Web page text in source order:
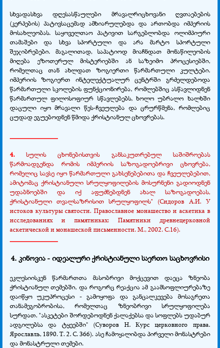
სხვადასხვა დღესასწაულები მრავალრიცხოვანი ღვთაებების
(კერპების) პატივსაცემად ამხიარულებდა და ართობდა იმპერიის
მოსახლეობას. საყოველთაო პატივით სარგებლობდა ოლიმპიური
თამაშები და სხვა სპორტული და არა მარტო სპორტული
შეჯიბრებები. მაგალითად, საპატიოდ მიაჩნდათ მონაწილეობის
მიღება ეზოთერულ მისტერიებში ან საზეიმო პროცესიებში,
რომელთაც თან ახლდათ ზოგიერთი წარმართული კულტები.
იმპერიის ზოგიერთ ინტელექტუალურ ცენტრში გრძელდებოდა
წარმართული სკოლების ფუნქციონირება, რომლებშიც ასწავლიდნენ
წარმართულ ფილოსოფიურ სწავლებებს, ხოლო უბრალო ხალხში
დაცული იყო მრავალი წეს-ჩვეულება და ცრურწმენა, რომლებიც
ცუდად ეგუებოდნენ წმიდა ქრისტიანულ ცხოვრებას.
4. სულის ცხონებისთვის განსაკუთრებულ საშიშროებას
წარმოადგენდა რომის იმპერიის საზოგადოებრივი ცხოვრება,
რომელიც სავსე იყო წარმართული გახსენებებითა და ჩვეულებებით,
ამიტომაც ქრისტიანული სრულყოფილების მოსურნენი გადიოდნენ
უდაბნოებში და იქ აფუძნებდნენ ახალ საზოგადოებას,
ქრისტიანული თვალსაზრისით სრულყოფილს" (Сидоров А.И. У
истоков культуры святости. Православное монашество и аскетика в
исследованиях и памятниках: Памятники древнецерковной
аскетической и монашеской письменности. М., 2002. С.16).
4. კინოვია - იდეალური ქრისტიანული საერთო საცხოვრისი
ეკლესიისკენ წარმართთა მასობრივი მოქცევით დაეცა ზნეობა
ქრისტიანულ თემებში, და როგორც რეაქცია ამ გაამსოფლიურებაზე
დაიწყო უკუპროცესი - გამოყოფა და განცალკევება მოსაგრეთა
თანამეგობრობისა, რომელთაც ზნეობრივი სრულყოფილება
სურდათ. "ასკეტები შორდებოდნენ ქალაქებსა და სოფლებს უდაბურ
ადგილებსა და ტყეებში" (Суворов Н. Курс церковного права.
Ярославль, 1890. Т. 2. С. 366). ასე ჩამოყალიბდა პირველი მონასტრები
და მონასტრული თემები.